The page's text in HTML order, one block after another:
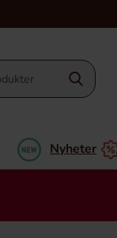
Nyheter